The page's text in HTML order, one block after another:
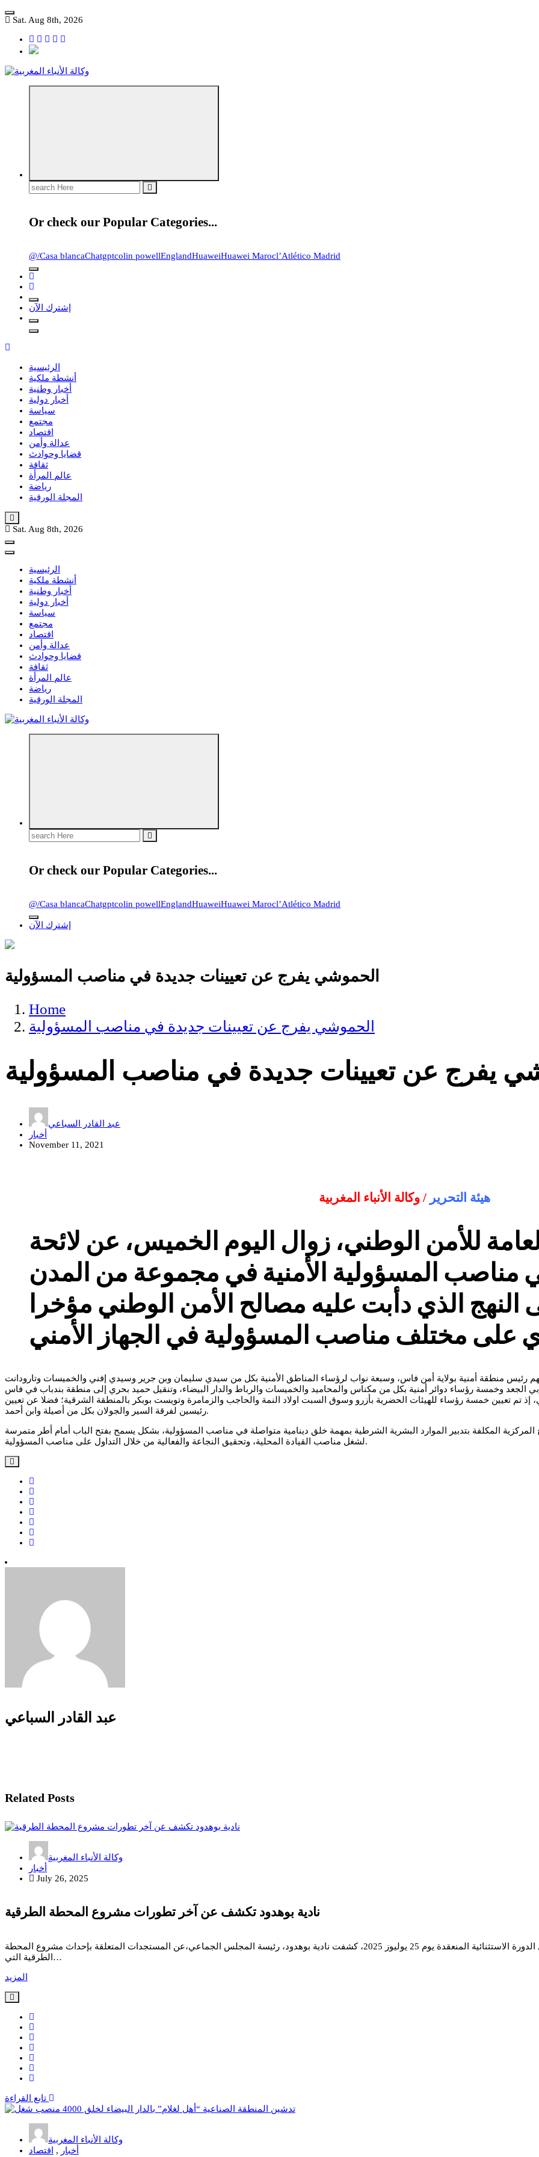
Skip
to Sat. Aug 8th, 2026
Search
for:
Or check our Popular Categories...
@/Casa blancaChatgptcolin powellEnglandHuaweiHuawei Marocl’Atlético Madrid
إشترك الآن
الرئيسية
أنشطة ملكية
أخبار وطنية
أخبار دولية
سياسة
مجتمع
اقتصاد
عدالة وأمن
قضايا وحوادث
ثقافة
عالم المرأة
رياضة
المجلة الورقية
Sat. Aug 8th, 2026
الرئيسية
أنشطة ملكية
أخبار وطنية
أخبار دولية
سياسة
مجتمع
اقتصاد
عدالة وأمن
قضايا وحوادث
ثقافة
عالم المرأة
رياضة
المجلة الورقية
Search
for:
Or check our Popular Categories...
@/Casa blancaChatgptcolin powellEnglandHuaweiHuawei Marocl’Atlético Madrid
إشترك الآن
الحموشي يفرج عن تعيينات جديدة في مناصب المسؤولية
Home
الحموشي يفرج عن تعيينات جديدة في مناصب المسؤولية
يفرج عن تعيينات جديدة في مناصب المسؤولية
عبد القادر السباعي
أخبار
November 11, 2021
هيئة التحرير / وكالة الأنباء المغربية
للأمن الوطني، زوال اليوم الخميس، عن لائحة
مناصب المسؤولية الأمنية في مجموعة من المدن
النهج الذي دأبت عليه مصالح الأمن الوطني مؤخرا
على مختلف مناصب المسؤولية في الجهاز الأمني
أسماء 21 مسؤولا أمنيًا جديدا، من بينهم رئيس منطقة أمنية بولاية أمن فاس، وسبعة نواب لرؤساء المناطق الأمنية بكل من سيدي سليمان وبن جرير وسيدي إفني والخميسات وتارودانت
تم تعيين خمسة رؤساء للهيئات الحضرية بأزرو وسوق السبت اولاد النمة والحاجب والزمامرة وتويست بوبكر بالمنطقة الشرقية؛ فضلا عن تعيين
رئيسين لفرقة السير والجولان بكل من أصيلة وابن أحمد.
المكلفة بتدبير الموارد البشرية الشرطية بمهمة خلق دينامية متواصلة في مناصب المسؤولية، بشكل يسمح بفتح الباب أمام أطر متمرسة
لشغل مناصب القيادة المحلية، وتحقيق النجاعة والفعالية من خلال التداول على مناصب المسؤولية.
عبد القادر السباعي
Related Posts
وكالة الأنباء المغربية
أخبار
July 26, 2025
نادية بوهدود تكشف عن آخر تطورات مشروع المحطة الطرقية
محمد أصكام/ في إطار مناقشة برنامج عمل جماعة أولاد تايمة خلال الدورة الاستثنائية المنعقدة يوم 25 يوليوز 2025، كشفت نادية بوهدود، رئيسة المجلس الجماعي،عن المستجدات المتعلقة بإحداث مشروع المحطة
الطرقية التي…
المزيد
وكالة الأنباء المغربية
أخبار ,
اقتصاد